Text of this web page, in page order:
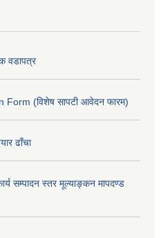
वडापत्र
Form (विशेष सापटी आवेदन फारम)
ढाँचा
सम्पादन स्तर मूल्याङ्कन मापदण्ड